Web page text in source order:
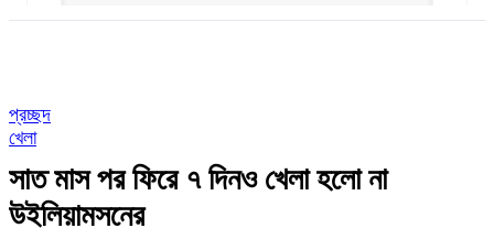
প্রচ্ছদ
খেলা
সাত মাস পর ফিরে ৭ দিনও খেলা হলো না
উইলিয়ামসনের